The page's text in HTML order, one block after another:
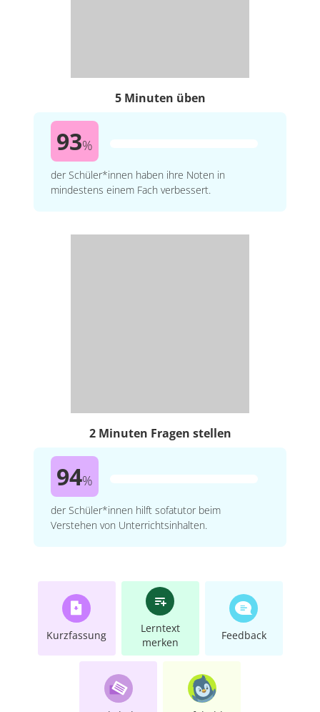
5 Minuten üben
93%
der Schüler*innen haben ihre Noten in
mindestens einem Fach verbessert.
2 Minuten Fragen stellen
94%
der Schüler*innen hilft sofatutor beim
Verstehen von Unterrichtsinhalten.
Kurzfassung
Lerntext
merken
Feedback